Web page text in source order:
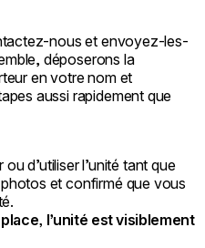
nous et envoyez-les-
déposerons la
en votre nom et
aussi rapidement que
d’utiliser l’unité tant que
et confirmé que vous
l’unité est visiblement